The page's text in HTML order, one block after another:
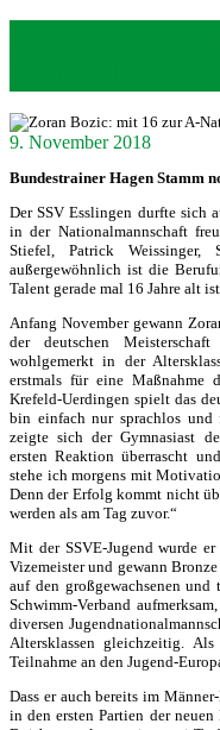
9. November 2018
Bundestrainer Hagen Stamm
Der SSV Esslingen durfte sich
in der Nationalmannschaft
Stiefel, Patrick
außergewöhnlich ist die
Talent gerade mal 16 Jahre alt ist.
Anfang November gewann
der deutschen
wohlgemerkt in der
erstmals für eine Maßnahme
Krefeld-Uerdingen spielt das
bin einfach nur sprachlos und
zeigte sich der Gymnasiast
ersten Reaktion überrascht
stehe ich morgens mit
Denn der Erfolg kommt nicht
werden als am Tag zuvor.“
Mit der SSVE-Jugend wurde
Vizemeister und gewann
auf den großgewachsenen
Schwimm-Verband
diversen
Altersklassen gleichzeitig.
Teilnahme an den Jugend-
Dass er auch bereits im
in den ersten Partien der